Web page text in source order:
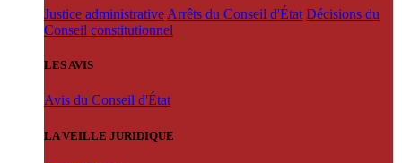
Justice administrative Arrêts du Conseil d'État Décisions du
Conseil constitutionnel
LES AVIS
Avis du Conseil d'État
LA VEILLE JURIDIQUE